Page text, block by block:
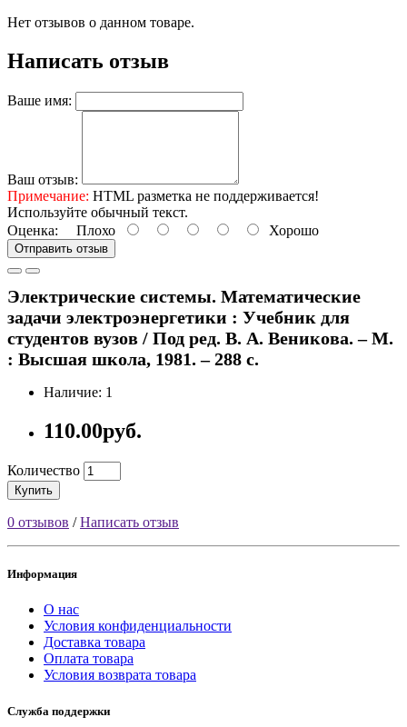
Нет отзывов о данном товаре.
Написать отзыв
Ваше имя:
Ваш отзыв:
Примечание: HTML разметка не поддерживается!
Используйте обычный текст.
Оценка: Плохо Хорошо
Отправить отзыв
Электрические системы. Математические
задачи электроэнергетики : Учебник для
студентов вузов / Под ред. В. А. Веникова. – М.
: Высшая школа, 1981. – 288 с.
Наличие: 1
110.00руб.
Количество
Купить
0 отзывов /Написать отзыв
Информация
О нас
Условия конфиденциальности
Доставка товара
Оплата товара
Условия возврата товара
Служба поддержки